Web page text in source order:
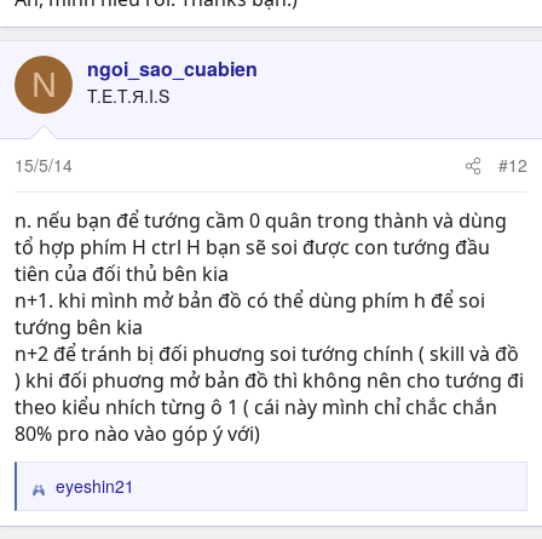
N ngoi_sao_cuabien
T.E.T.Я.I.S
15/5/14 #12
n. nếu bạn để tướng cầm 0 quân trong thành và dùng
tổ hợp phím H ctrl H bạn sẽ soi được con tướng đầu
tiên của đối thủ bên kia
n+1. khi mình mở bản đồ có thể dùng phím h để soi
tướng bên kia
n+2 để tránh bị đối phuơng soi tướng chính ( skill và đồ
) khi đối phuơng mở bản đồ thì không nên cho tướng đi
theo kiểu nhích từng ô 1 ( cái này mình chỉ chắc chắn
80% pro nào vào góp ý với)
R
e
eyeshin21